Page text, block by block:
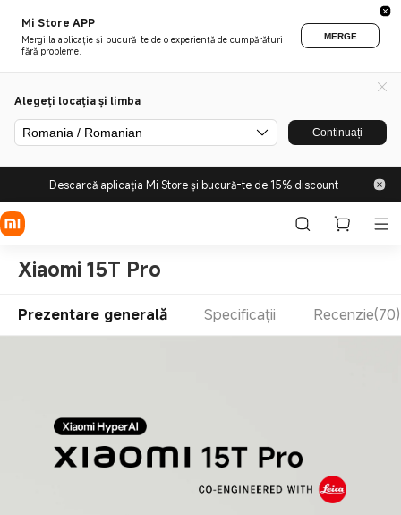
Mi Store APP
Mergi la aplicație și bucură-te de o experiență de cumpărături
fără probleme.
MERGE
Alegeți locația și limba
Romania / Romanian Continuați
Descarcă aplicația Mi Store și bucură-te de 15% discount
Xiaomi 15T Pro
Prezentare generală Specificații Recenzie(70)